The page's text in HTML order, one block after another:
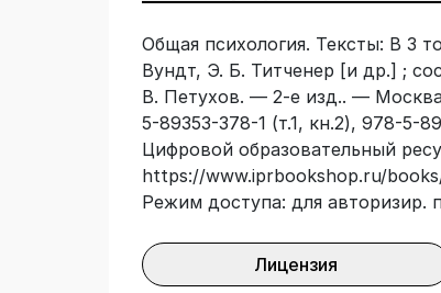
факультетов психологии
заведений, в которых
вызовут интерес и у широкого
Общая психология. Тексты: В 3
Вундт, Э. Б. Титченер [и др.] ;
В. Петухов. — 2-е изд.. —
5-89353-378-1 (т.1, кн.2), 978-5-
Цифровой образовательный
https://www.iprbookshop.ru/
Режим доступа: для авторизир.
Лицензия